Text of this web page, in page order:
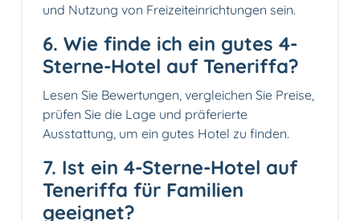
und Nutzung von Freizeiteinrichtungen sein.
6. Wie finde ich ein gutes 4-
Sterne-Hotel auf Teneriffa?
Lesen Sie Bewertungen, vergleichen Sie Preise,
prüfen Sie die Lage und präferierte
Ausstattung, um ein gutes Hotel zu finden.
7. Ist ein 4-Sterne-Hotel auf
Teneriffa für Familien
geeignet?